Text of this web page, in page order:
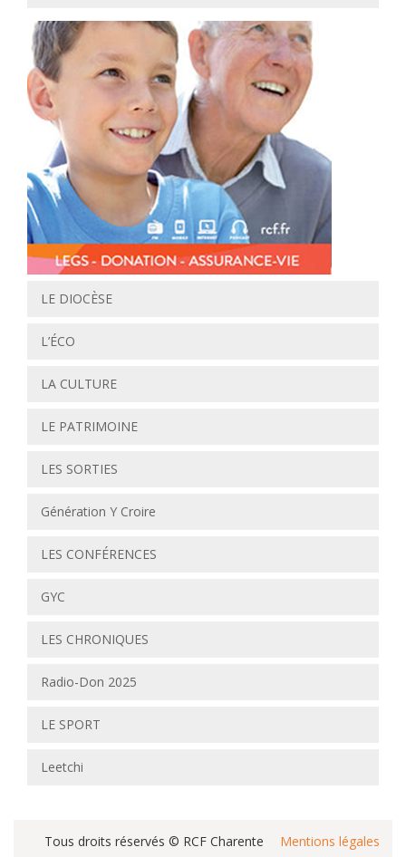
LE DIOCÈSE
L’ÉCO
LA CULTURE
LE PATRIMOINE
LES SORTIES
Génération Y Croire
LES CONFÉRENCES
GYC
LES CHRONIQUES
Radio-Don 2025
LE SPORT
Leetchi
Tous droits réservés © RCF Charente Mentions légales